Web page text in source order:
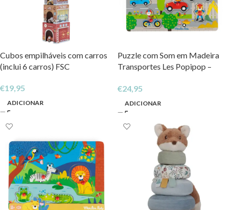
Cubos empilháveis com carros
(inclui 6 carros) FSC
€19,95
ADICIONAR
Puzzle com Som em Madeira
Transportes Les Popipop –
€24,95
ADICIONAR